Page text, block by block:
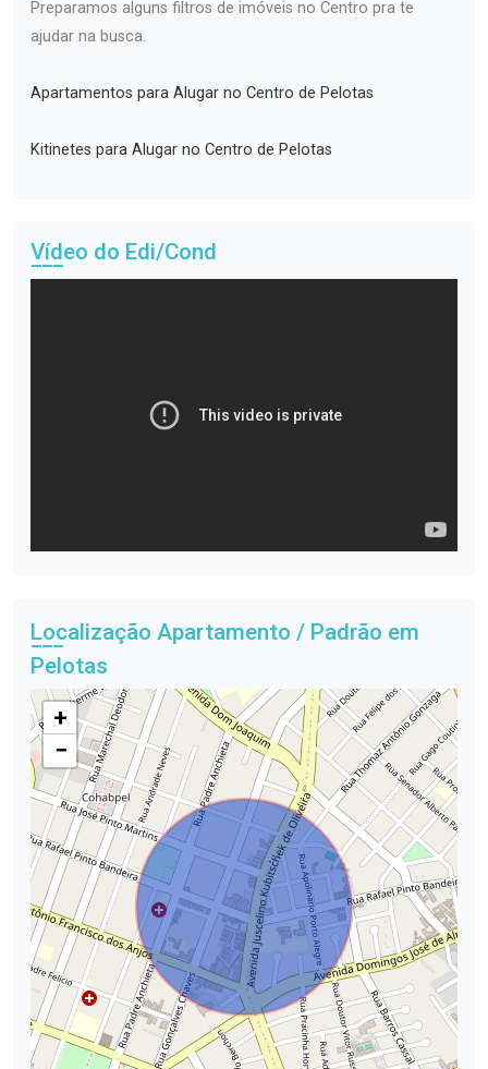
Preparamos alguns filtros de imóveis no Centro pra te
ajudar na busca.
Apartamentos para Alugar no Centro de Pelotas
Kitinetes para Alugar no Centro de Pelotas
Vídeo do Edi/Cond
Localização Apartamento / Padrão em
Pelotas
+
−